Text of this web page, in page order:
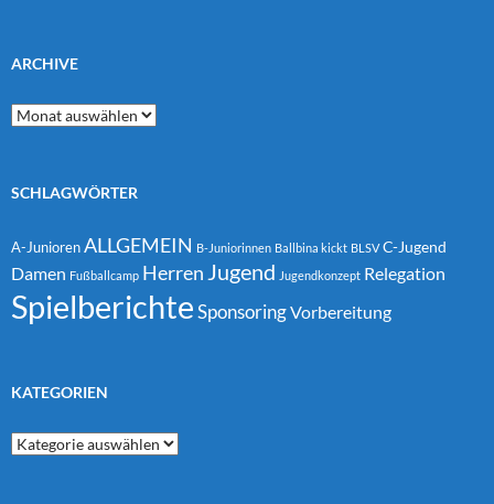
ARCHIVE
Archive
SCHLAGWÖRTER
A-Junioren ALLGEMEIN B-Juniorinnen Ballbina kickt BLSV C-Jugend
Damen Fußballcamp Herren Jugend Jugendkonzept Relegation
SpielberichteSponsoringVorbereitung
KATEGORIEN
Kategorien